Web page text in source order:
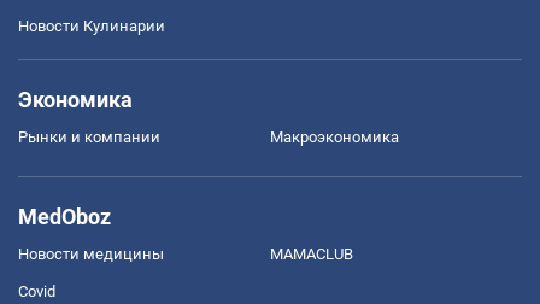
Новости Кулинарии
Экономика
Рынки и компании Mакроэкономика
MedOboz
Новости медицины MAMACLUB
Covid